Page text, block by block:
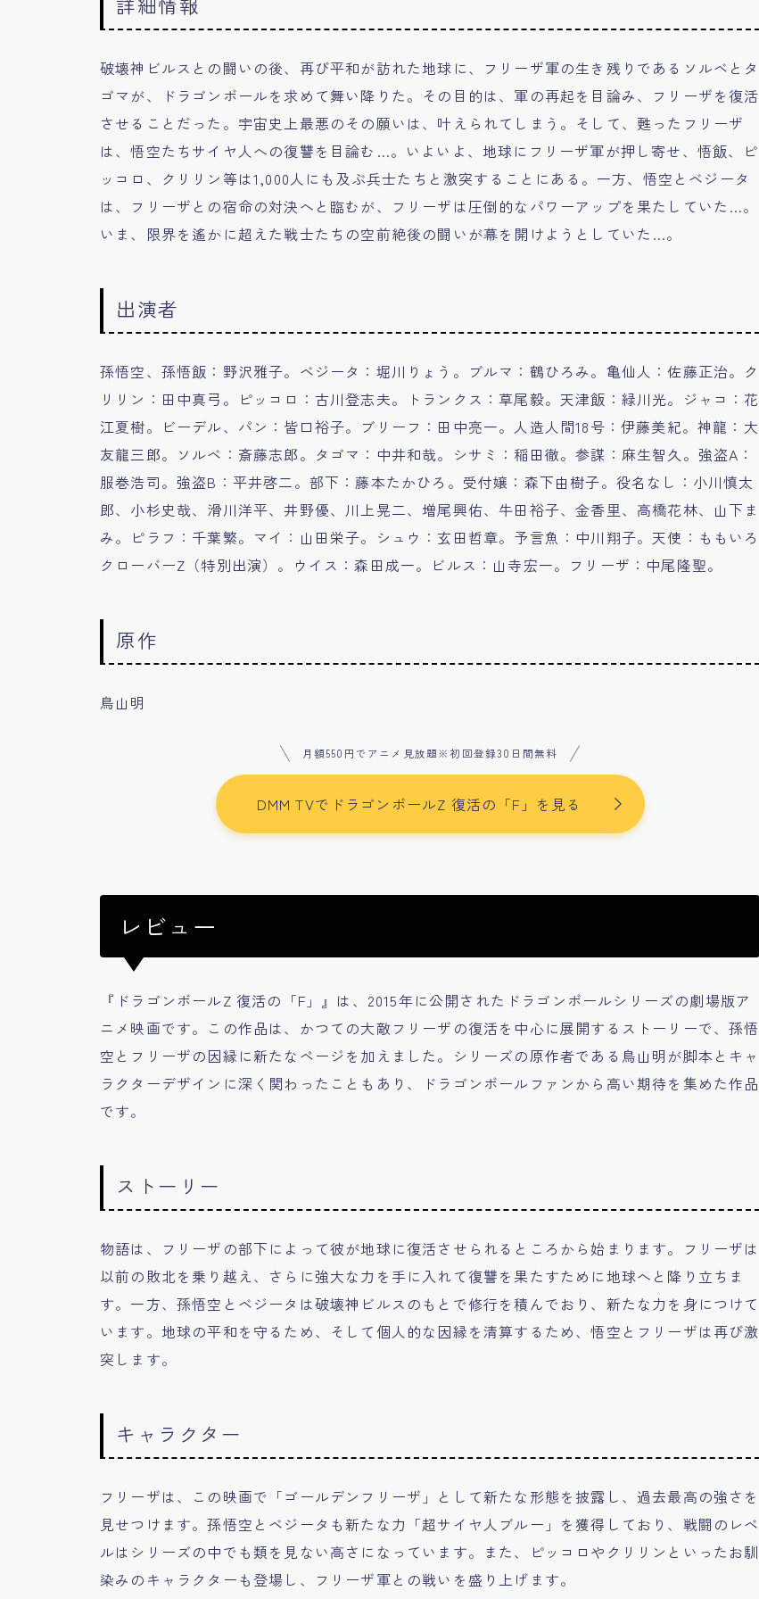
破壊神ビルスとの闘いの後、再び平和が訪れた地球に、フリーザ軍の生き残りであるソルベとタ
ゴマが、ドラゴンボールを求めて舞い降りた。その目的は、軍の再起を目論み、フリーザを復活
させることだった。宇宙史上最悪のその願いは、叶えられてしまう。そして、甦ったフリーザ
は、悟空たちサイヤ人への復讐を目論む…。いよいよ、地球にフリーザ軍が押し寄せ、悟飯、ピ
ッコロ、クリリン等は1,000人にも及ぶ兵士たちと激突することにある。一方、悟空とベジータ
は、フリーザとの宿命の対決へと臨むが、フリーザは圧倒的なパワーアップを果たしていた…。
いま、限界を遙かに超えた戦士たちの空前絶後の闘いが幕を開けようとしていた…。
出演者
孫悟空、孫悟飯：野沢雅子。ベジータ：堀川りょう。ブルマ：鶴ひろみ。亀仙人：佐藤正治。ク
リリン：田中真弓。ピッコロ：古川登志夫。トランクス：草尾毅。天津飯：緑川光。ジャコ：花
江夏樹。ビーデル、パン：皆口裕子。ブリーフ：田中亮一。人造人間18号：伊藤美紀。神龍：大
友龍三郎。ソルベ：斎藤志郎。タゴマ：中井和哉。シサミ：稲田徹。参謀：麻生智久。強盗A：
服巻浩司。強盗B：平井啓二。部下：藤本たかひろ。受付嬢：森下由樹子。役名なし：小川慎太
郎、小杉史哉、滑川洋平、井野優、川上晃二、増尾興佑、牛田裕子、金香里、高橋花林、山下ま
み。ピラフ：千葉繁。マイ：山田栄子。シュウ：玄田哲章。予言魚：中川翔子。天使：ももいろ
クローバーZ（特別出演）。ウイス：森田成一。ビルス：山寺宏一。フリーザ：中尾隆聖。
原作
鳥山明
月額550円でアニメ見放題※初回登録30日間無料
DMM TVでドラゴンボールZ 復活の「F」を見る
レビュー
『ドラゴンボールZ 復活の「F」』は、2015年に公開されたドラゴンボールシリーズの劇場版ア
ニメ映画です。この作品は、かつての大敵フリーザの復活を中心に展開するストーリーで、孫悟
空とフリーザの因縁に新たなページを加えました。シリーズの原作者である鳥山明が脚本とキャ
ラクターデザインに深く関わったこともあり、ドラゴンボールファンから高い期待を集めた作品
です。
ストーリー
物語は、フリーザの部下によって彼が地球に復活させられるところから始まります。フリーザは
以前の敗北を乗り越え、さらに強大な力を手に入れて復讐を果たすために地球へと降り立ちま
す。一方、孫悟空とベジータは破壊神ビルスのもとで修行を積んでおり、新たな力を身につけて
います。地球の平和を守るため、そして個人的な因縁を清算するため、悟空とフリーザは再び激
突します。
キャラクター
フリーザは、この映画で「ゴールデンフリーザ」として新たな形態を披露し、過去最高の強さを
見せつけます。孫悟空とベジータも新たな力「超サイヤ人ブルー」を獲得しており、戦闘のレベ
ルはシリーズの中でも類を見ない高さになっています。また、ピッコロやクリリンといったお馴
染みのキャラクターも登場し、フリーザ軍との戦いを盛り上げます。